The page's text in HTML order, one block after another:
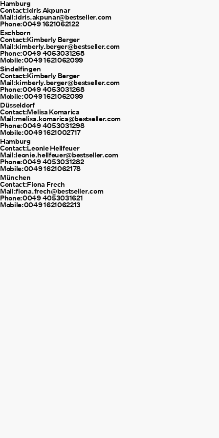
Hamburg
Contact:Idris Akpunar
Mail:idris.akpunar@bestseller.com
Phone:0049 1621062122
Eschborn
Contact:Kimberly Berger
Mail:kimberly.berger@bestseller.com
Phone:0049 4053031268
Mobile:0049 1621062099
Sindelfingen
Contact:Kimberly Berger
Mail:kimberly.berger@bestseller.com
Phone:0049 4053031268
Mobile:0049 1621062099
Düsseldorf
Contact:Melisa Komarica
Mail:melisa.komarica@bestseller.com
Phone:0049 4053031298
Mobile:0049 1621002717
Hamburg
Contact:Leonie Hellfeuer
Mail:leonie.hellfeuer@bestseller.com
Phone:0049 4053031282
Mobile:0049 1621062178
München
Contact:Fiona Frech
Mail:fiona.frech@bestseller.com
Phone:0049 4053031621
Mobile:0049 1621062213